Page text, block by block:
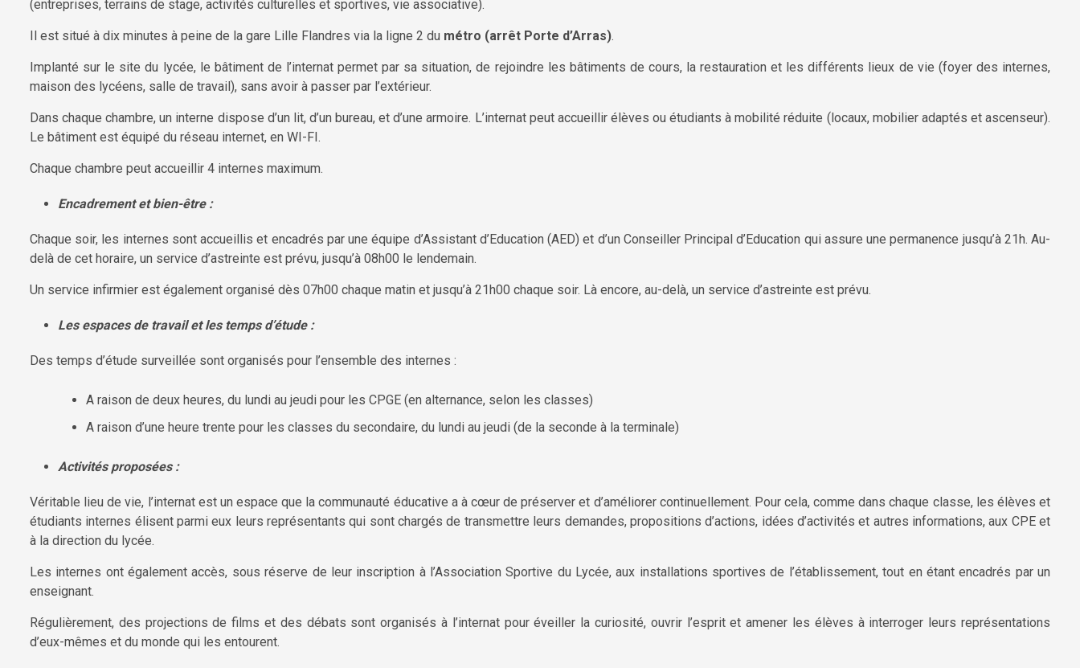
(entreprises, terrains de stage, activités culturelles et sportives, vie associative).
Il est situé à dix minutes à peine de la gare Lille Flandres via la ligne 2 du métro (arrêt Porte d’Arras).
Implanté sur le site du lycée, le bâtiment de l’internat permet par sa situation, de rejoindre les bâtiments de cours, la restauration et les différents lieux de vie (foyer des internes,
maison des lycéens, salle de travail), sans avoir à passer par l’extérieur.
Dans chaque chambre, un interne dispose d’un lit, d’un bureau, et d’une armoire. L’internat peut accueillir élèves ou étudiants à mobilité réduite (locaux, mobilier adaptés et ascenseur).
Le bâtiment est équipé du réseau internet, en WI-FI.
Chaque chambre peut accueillir 4 internes maximum.
Encadrement et bien-être :
Chaque soir, les internes sont accueillis et encadrés par une équipe d’Assistant d’Education (AED) et d’un Conseiller Principal d’Education qui assure une permanence jusqu’à 21h. Au-
delà de cet horaire, un service d’astreinte est prévu, jusqu’à 08h00 le lendemain.
Un service infirmier est également organisé dès 07h00 chaque matin et jusqu’à 21h00 chaque soir. Là encore, au-delà, un service d’astreinte est prévu.
Les espaces de travail et les temps d’étude :
Des temps d’étude surveillée sont organisés pour l’ensemble des internes :
A raison de deux heures, du lundi au jeudi pour les CPGE (en alternance, selon les classes)
A raison d’une heure trente pour les classes du secondaire, du lundi au jeudi (de la seconde à la terminale)
Activités proposées :
Véritable lieu de vie, l’internat est un espace que la communauté éducative a à cœur de préserver et d’améliorer continuellement. Pour cela, comme dans chaque classe, les élèves et
étudiants internes élisent parmi eux leurs représentants qui sont chargés de transmettre leurs demandes, propositions d’actions, idées d’activités et autres informations, aux CPE et
à la direction du lycée.
Les internes ont également accès, sous réserve de leur inscription à l’Association Sportive du Lycée, aux installations sportives de l’établissement, tout en étant encadrés par un
enseignant.
Régulièrement, des projections de films et des débats sont organisés à l’internat pour éveiller la curiosité, ouvrir l’esprit et amener les élèves à interroger leurs représentations
d’eux-mêmes et du monde qui les entourent.